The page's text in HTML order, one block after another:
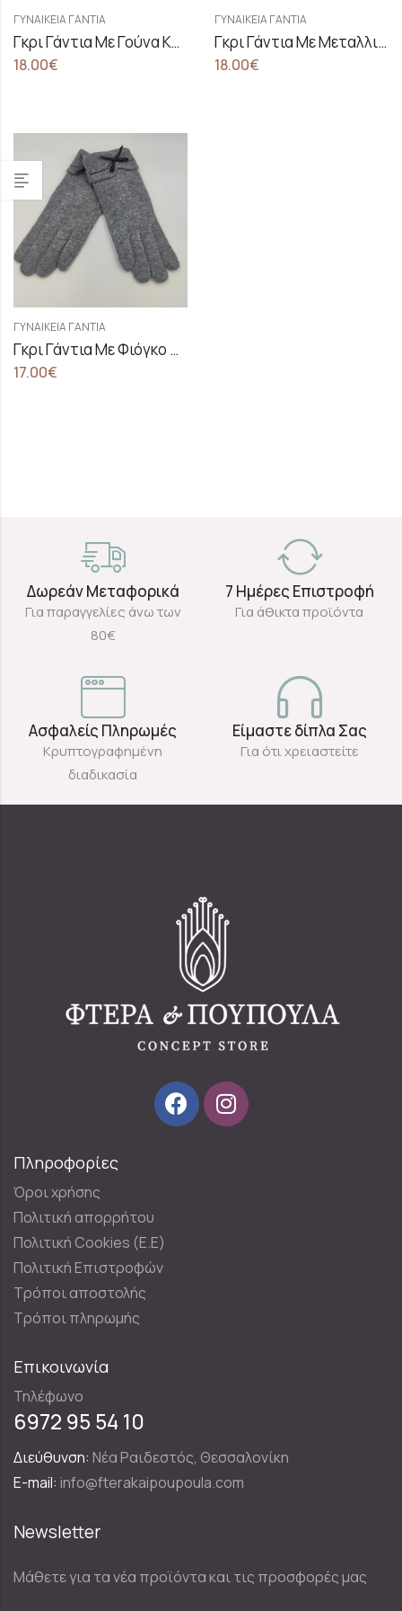
ΓΥΝΑΙΚΕΊΑ ΓΆΝΤΙΑ
Γκρι Γάντια Με Γούνα Και Φιόγκο
18.00€
ΓΥΝΑΙΚΕΊΑ ΓΆΝΤΙΑ
Γκρι Γάντια Με Μεταλλική Λεπτομέρεια Στο Τελείωμα
18.00€
ΓΥΝΑΙΚΕΊΑ ΓΆΝΤΙΑ
Γκρι Γάντια Με Φιόγκο Στο Τελείωμα
17.00€
Δωρεάν Μεταφορικά
Για παραγγελίες άνω των
80€
7 Ημέρες Επιστροφή
Για άθικτα προϊόντα
Ασφαλείς Πληρωμές
Κρυπτογραφημένη
διαδικασία
Είμαστε δίπλα Σας
Για ότι χρειαστείτε
Πληροφορίες
Όροι χρήσης
Πολιτική απορρήτου
Πολιτική Cookies (E.E)
Πολιτική Επιστροφών
Τρόποι αποστολής
Τρόποι πληρωμής
Επικοινωνία
Τηλέφωνο
6972 95 54 10
Διεύθυνση: Νέα Ραιδεστός, Θεσσαλονίκη
E-mail: info@fterakaipoupoula.com
Newsletter
Μάθετε για τα νέα προϊόντα και τις προσφορές μας